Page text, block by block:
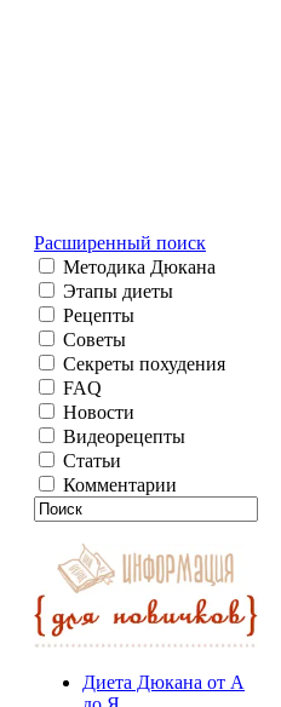
Расширенный поиск
Методика Дюкана
Этапы диеты
Рецепты
Советы
Секреты похудения
FAQ
Новости
Видеорецепты
Статьи
Комментарии
Диета Дюкана от А